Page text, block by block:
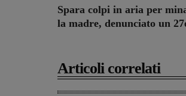
Spara colpi in aria per
la madre, denunciato un
Articoli correlati